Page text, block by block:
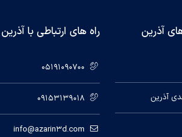
آذرین
آذرین
راه های ارتباطی با آذرین
05191090700
09153139018
info@azarin3d.com